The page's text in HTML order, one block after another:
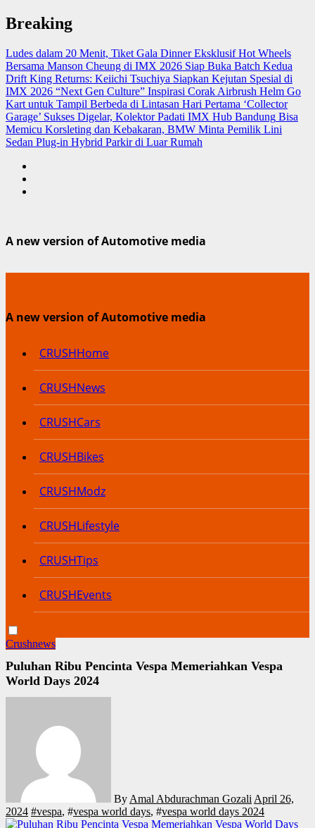
Skip
to
Breaking
Ludes dalam 20 Menit, Tiket Gala Dinner Eksklusif Hot Wheels
Bersama Manson Cheung di IMX 2026 Siap Buka Batch Kedua
Drift King Returns: Keiichi Tsuchiya Siapkan Kejutan Spesial di
IMX 2026 “Next Gen Culture” Inspirasi Corak Airbrush Helm Go
Kart untuk Tampil Berbeda di Lintasan Hari Pertama ‘Collector
Garage’ Sukses Digelar, Kolektor Padati IMX Hub Bandung Bisa
Memicu Korsleting dan Kebakaran, BMW Minta Pemilik Lini
Sedan Plug-in Hybrid Parkir di Luar Rumah
A new version of Automotive media
A new version of Automotive media
CRUSHHome
CRUSHNews
CRUSHCars
CRUSHBikes
CRUSHModz
CRUSHLifestyle
CRUSHTips
CRUSHEvents
Crushnews
Puluhan Ribu Pencinta Vespa Memeriahkan Vespa
World Days 2024
By Amal Abdurachman Gozali April 26,
2024 #vespa, #vespa world days, #vespa world days 2024